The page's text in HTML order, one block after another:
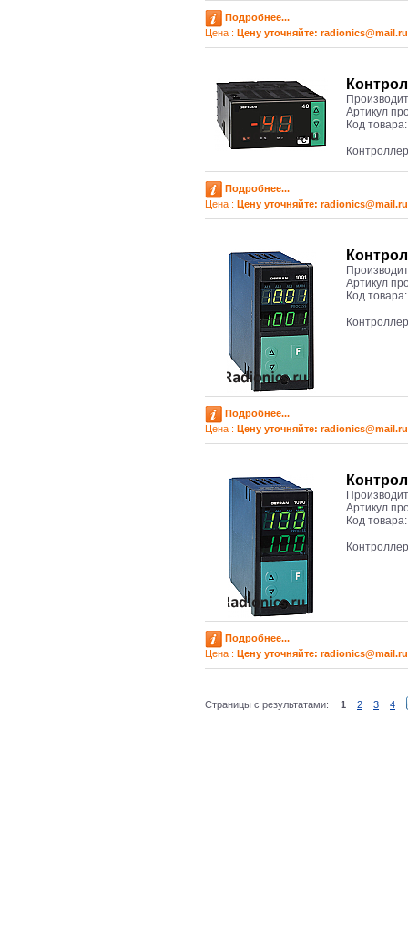
Подробнее...
Цена : Цену уточняйте: radioniсs@mail.ru
Артикул
Код
Подробнее...
Цена : Цену уточняйте: radioniсs@mail.ru
Артикул
Код
Подробнее...
Цена : Цену уточняйте: radioniсs@mail.ru
Артикул
Код
Подробнее...
Цена : Цену уточняйте: radioniсs@mail.ru
Страницы с результатами: 1 2 3 4